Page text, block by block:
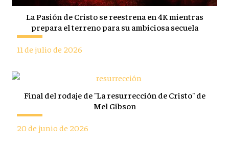
La Pasión de Cristo se reestrena en 4K mientras
prepara el terreno para su ambiciosa secuela
11 de julio de 2026
Final del rodaje de "La resurrección de Cristo" de
Mel Gibson
20 de junio de 2026